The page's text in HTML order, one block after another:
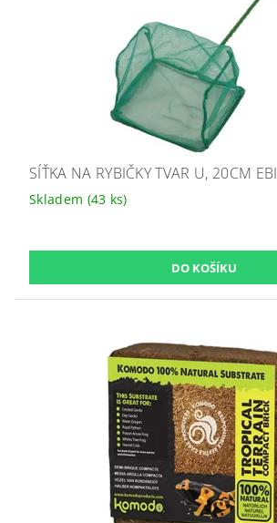
SÍŤKA NA RYBIČKY TVAR U, 20CM EBI
Skladem (43 ks)